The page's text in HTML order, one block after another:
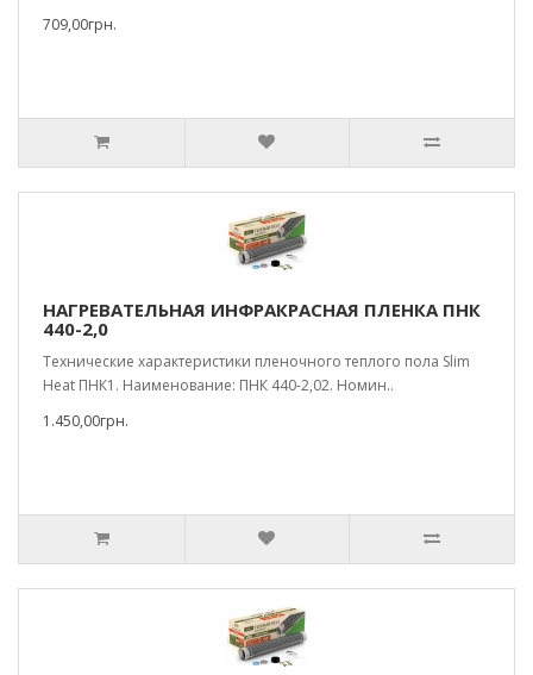
709,00грн.
НАГРЕВАТЕЛЬНАЯ ИНФРАКРАСНАЯ ПЛЕНКА ПНК
440-2,0
Технические характеристики пленочного теплого пола Slim
Heat ПНК1. Наименование: ПНК 440-2,02. Номин..
1.450,00грн.